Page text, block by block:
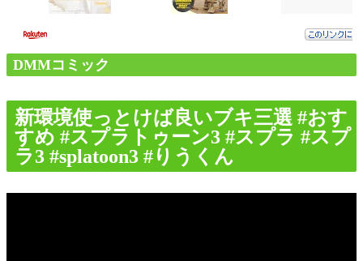
DMMコミック
新環境使っとけば良いブキ三選 #おす
すめ #スプラトゥーン3 #スプラ #スプ
ラ3 #splatoon3 #りうくん